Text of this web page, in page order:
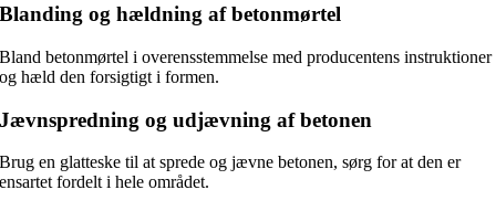
Blanding og hældning af betonmørtel
Bland betonmørtel i overensstemmelse med producentens instruktioner
og hæld den forsigtigt i formen.
Jævnspredning og udjævning af betonen
Brug en glatteske til at sprede og jævne betonen, sørg for at den er
ensartet fordelt i hele området.